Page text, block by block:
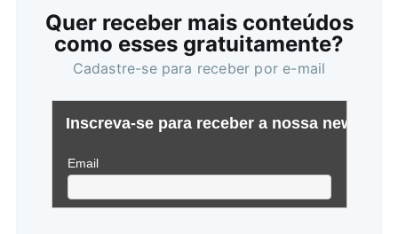
Quer receber mais conteúdos
como esses gratuitamente?
Cadastre-se para receber por e-mail